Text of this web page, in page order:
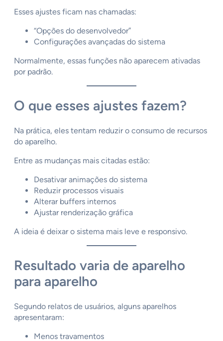
Esses ajustes ficam nas chamadas:
“Opções do desenvolvedor”
Configurações avançadas do sistema
Normalmente, essas funções não aparecem ativadas
por padrão.
O que esses ajustes fazem?
Na prática, eles tentam reduzir o consumo de recursos
do aparelho.
Entre as mudanças mais citadas estão:
Desativar animações do sistema
Reduzir processos visuais
Alterar buffers internos
Ajustar renderização gráfica
A ideia é deixar o sistema mais leve e responsivo.
Resultado varia de aparelho
para aparelho
Segundo relatos de usuários, alguns aparelhos
apresentaram:
Menos travamentos